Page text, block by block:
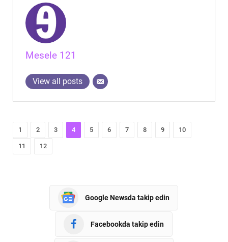
Mesele 121
View all posts
1 2 3 4 5 6 7 8 9 10
11 12
Google Newsda takip edin
Facebookda takip edin